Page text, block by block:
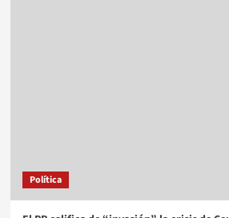
Política